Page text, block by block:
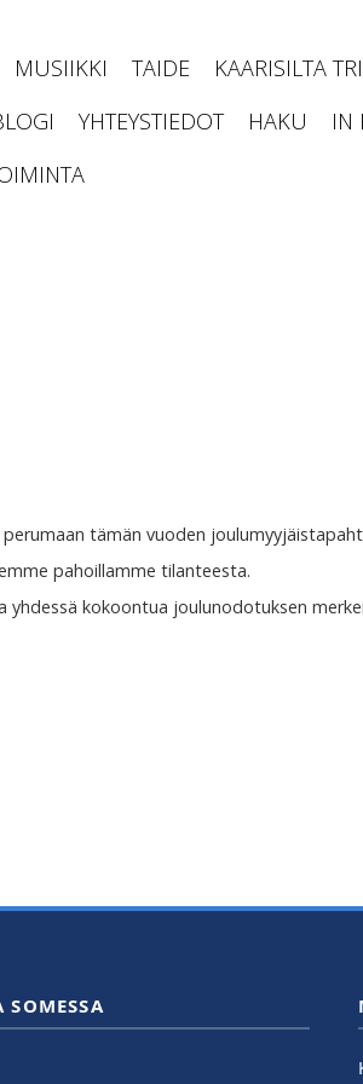
MUSIIKKI TAIDE KAARISILTA
YHTEYSTIEDOT HAKU IN
tämän vuoden
pahoillamme tilanteesta.
kokoontua joulunodotuksen